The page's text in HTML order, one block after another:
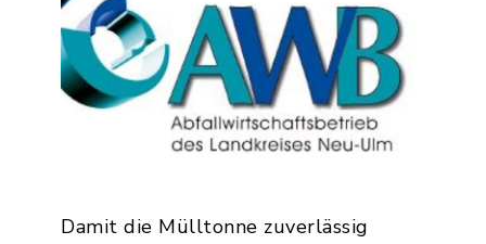
Damit die Mülltonne zuverlässig